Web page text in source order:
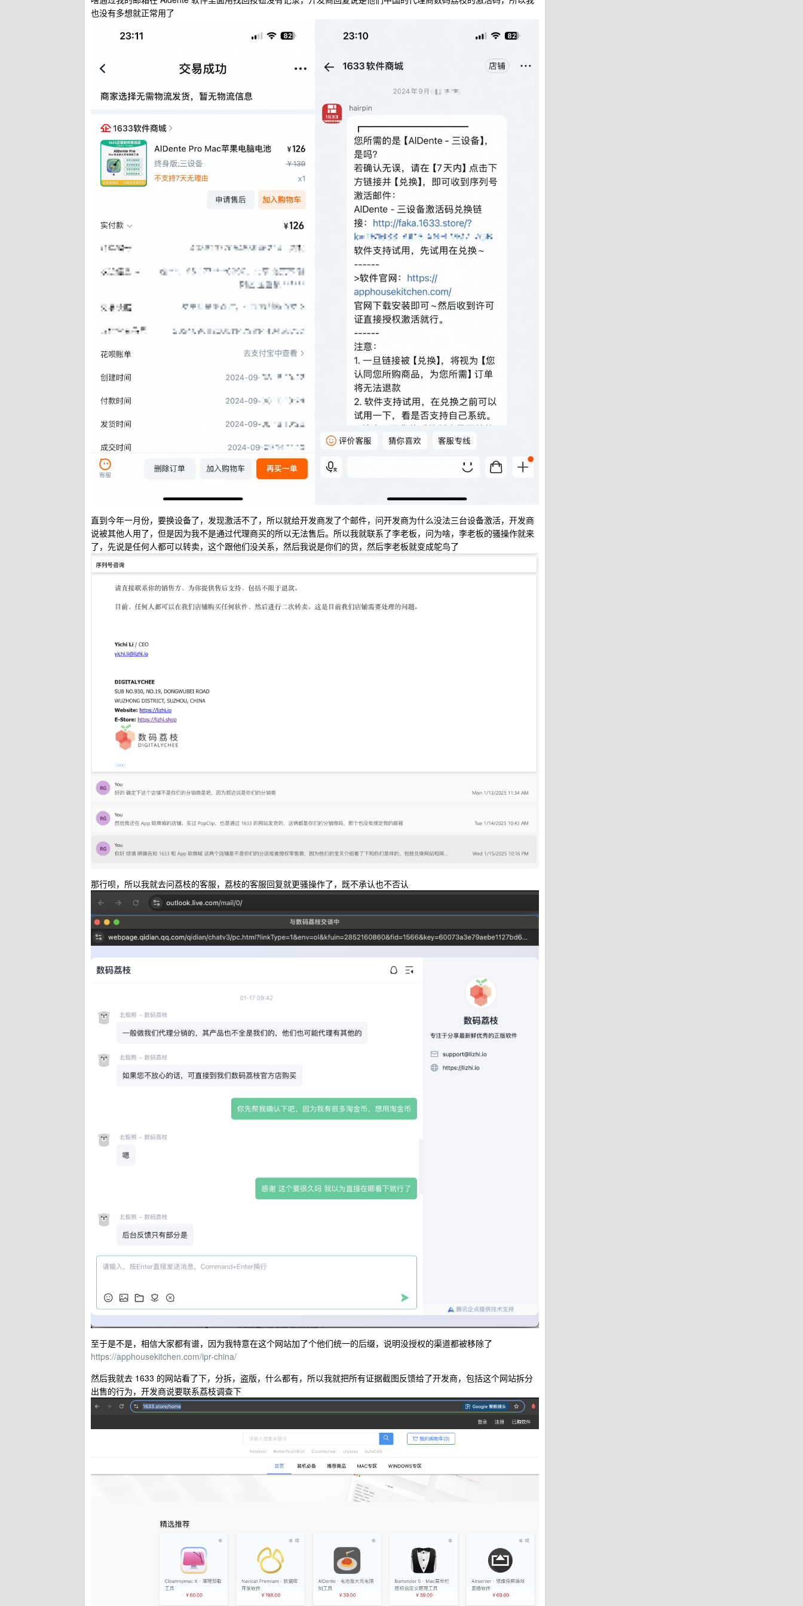
也没有多想就正常用了
直到今年一月份，要换设备了，发现激活不了，所以就给开发商发了个邮件，问开发商为什么没法三台设备激活，开发商
说被其他人用了，但是因为我不是通过代理商买的所以无法售后。所以我就联系了李老板，问为啥，李老板的骚操作就来
了，先说是任何人都可以转卖，这个跟他们没关系，然后我说是你们的货，然后李老板就变成鸵鸟了
那行呗，所以我就去问荔枝的客服，荔枝的客服回复就更骚操作了，既不承认也不否认
至于是不是，相信大家都有谱，因为我特意在这个网站加了个他们统一的后缀，说明没授权的渠道都被移除了
https://apphousekitchen.com/ipr-china/
然后我就去 1633 的网站看了下，分拆，盗版，什么都有，所以我就把所有证据截图反馈给了开发商，包括这个网站拆分
出售的行为，开发商说要联系荔枝调查下